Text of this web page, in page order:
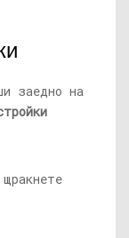
заедно на